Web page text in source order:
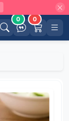
0 0